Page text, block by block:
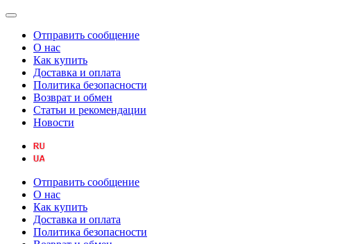
Отправить сообщение
О нас
Как купить
Доставка и оплата
Политика безопасности
Возврат и обмен
Статьи и рекомендации
Новости
Отправить сообщение
О нас
Как купить
Доставка и оплата
Политика безопасности